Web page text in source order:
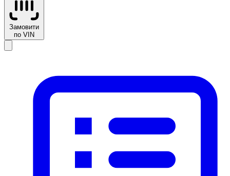
Замовити
по VIN